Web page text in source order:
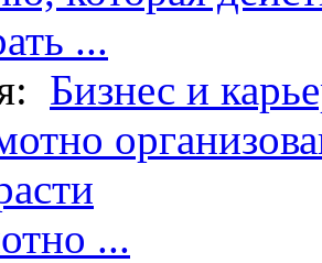
...
Бизнес и
...